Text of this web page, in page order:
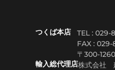
つくば本店TEL : 029-
FAX :029-
〒300-
輸入総代理店株式会社